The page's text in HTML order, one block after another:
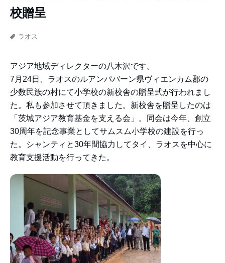
校贈呈
ラオス
アジア地域ディレクターの八木沢です。
7月24日、ラオスのルアンパバーン県ヴィエンカム郡の
少数民族の村にて小学校の新校舎の贈呈式が行われまし
た。私も参加させて頂きました。新校舎を贈呈したのは
「茨城アジア教育基金を支える会」。同会は今年、創立
30周年を記念事業としてサムスム小学校の建設を行っ
た。シャンティと30年間協力してタイ、ラオスを中心に
教育支援活動を行ってきた。